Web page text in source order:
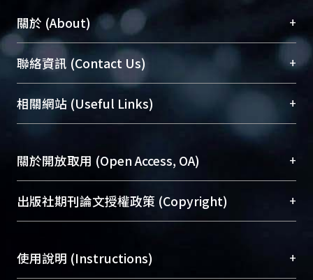
關於 (About) +
臺大位居世界頂尖大學之列，為永久珍藏及向國際
展現本校豐碩的研究成果及學術能量，圖書館整合
機構典藏（NTUR）與學術庫（AH）不同功能平
台，成為臺大學術典藏NTU scholars。期能整合研
究能量、促進交流合作、保存學術產出、推廣研究
成果。
To permanently archive and promote researcher
profiles and scholarly works, Library integrates the
services of “NTU Repository” with “Academic
聯絡資訊 (Contact Us) +
總館學科館員(Main Library)
醫學圖書館學科館員(Medical Library)
(Social
Sciences Library)
相關網站 (Useful Links) +
關於開放取用 (Open Access, OA) +
開放取用是從使用者角度提升資訊取用性的社會運
動，應用在學術研究上是透過將研究著作公開供使
用逐年攀升。同時可加速研究發展、提升研究影響
出版社期刊論文授權政策 (Copyright) +
含部分內容的版權非匯入者所有，或由第三方贊
使用說明 (Instructions) +